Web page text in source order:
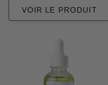
VOIR LE PRODUIT